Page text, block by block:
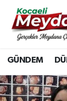
GÜNDEM
Nöbetçi
Hava
Trafik